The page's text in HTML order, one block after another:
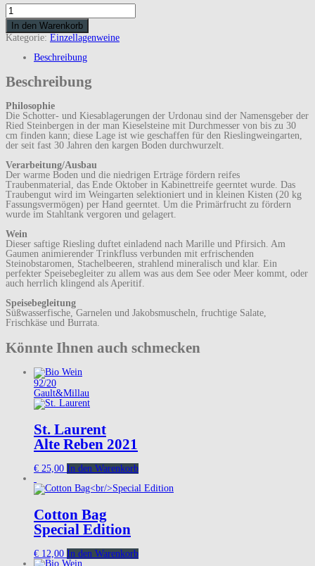
Riesling
2025
Menge
In den Warenkorb
Kategorie: Einzellagenweine
Beschreibung
Beschreibung
Philosophie
Die Schotter- und Kiesablagerungen der Urdonau sind der Namensgeber der
Ried Steinbergen in der man Kieselsteine mit Durchmesser von bis zu 30
cm finden kann; diese Lage ist wie geschaffen für den Rieslingweingarten,
der seit fast 30 Jahren den kargen Boden durchwurzelt.
Verarbeitung/Ausbau
Der warme Boden und die niedrigen Erträge fördern reifes
Traubenmaterial, das Ende Oktober in Kabinettreife geerntet wurde. Das
Traubengut wird im Weingarten selektioniert und in kleinen Kisten (20 kg
Fassungsvermögen) per Hand geerntet. Um die Primärfrucht zu fördern
wurde im Stahltank vergoren und gelagert.
Wein
Dieser saftige Riesling duftet einladend nach Marille und Pfirsich. Am
Gaumen animierender Trinkfluss verbunden mit erfrischenden
Steinobstaromen, Stachelbeeren, strahlend mineralisch und klar. Ein
perfekter Speisebegleiter zu allem was aus dem See oder Meer kommt, oder
auch herrlich klingend als Aperitif.
Speisebegleitung
Süßwasserfische, Garnelen und Jakobsmuscheln, fruchtige Salate,
Frischkäse und Burrata.
Könnte Ihnen auch schmecken
92/20
Gault&Millau
St. Laurent
Alte Reben 2021
€ 25,00 In den Warenkorb
Cotton Bag
Special Edition
€ 12,00 In den Warenkorb